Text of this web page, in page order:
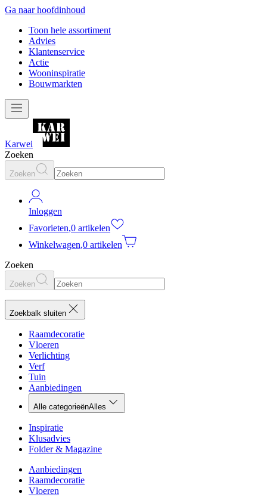
Ga naar hoofdinhoud
Toon hele assortiment
Advies
Klantenservice
Actie
Wooninspiratie
Bouwmarkten
Karwei
Zoeken
Zoeken
Inloggen
Favorieten,0 artikelen
Winkelwagen,0 artikelen
Zoeken
Zoeken
Zoekbalk sluiten
Raamdecoratie
Vloeren
Verlichting
Verf
Tuin
Aanbiedingen
Alle categorieënAlles
Inspiratie
Klusadvies
Folder & Magazine
Aanbiedingen
Raamdecoratie
Vloeren